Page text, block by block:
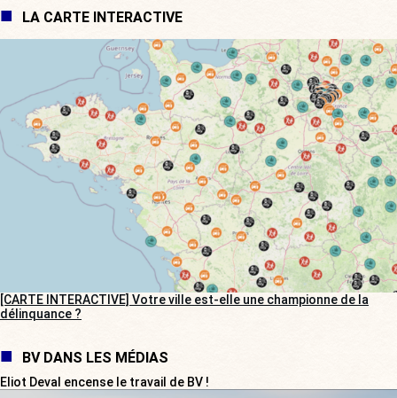
LA CARTE INTERACTIVE
[CARTE INTERACTIVE] Votre ville est-elle une championne de la
délinquance ?
BV DANS LES MÉDIAS
Eliot Deval encense le travail de BV !